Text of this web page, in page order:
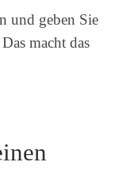
und geben Sie
macht das